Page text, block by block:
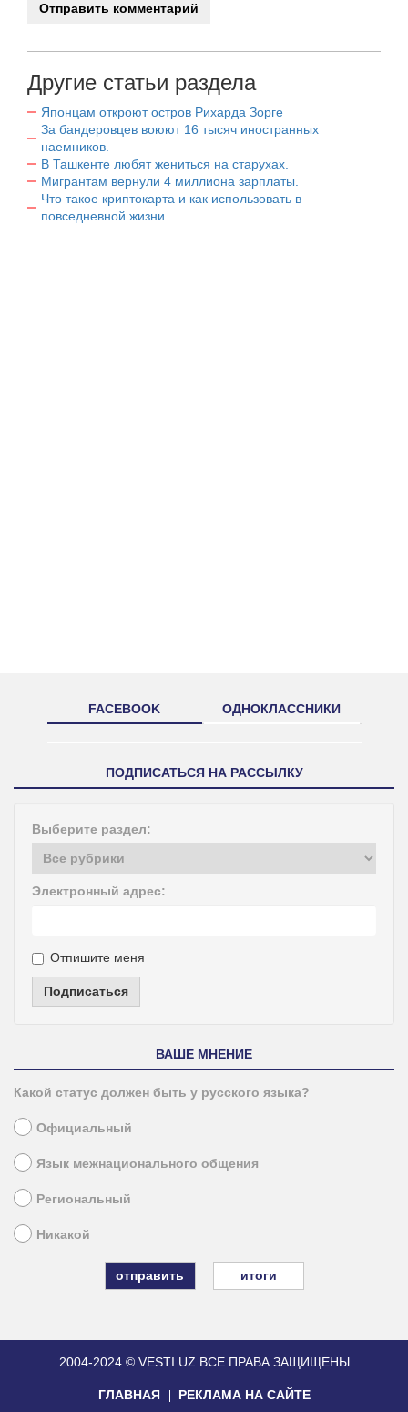
Другие статьи раздела
Японцам откроют остров Рихарда Зорге
За бандеровцев воюют 16 тысяч иностранных
наемников.
В Ташкенте любят жениться на старухах.
Мигрантам вернули 4 миллиона зарплаты.
Что такое криптокарта и как использовать в
повседневной жизни
FACEBOOK ОДНОКЛАССНИКИ
ПОДПИСАТЬСЯ НА РАССЫЛКУ
Выберите раздел:
Электронный адрес:
Отпишите меня
Подписаться
ВАШЕ МНЕНИЕ
Какой статус должен быть у русского языка?
Официальный
Язык межнационального общения
Региональный
Никакой
итоги
2004-2024 © VESTI.UZ ВСЕ ПРАВА ЗАЩИЩЕНЫ
ГЛАВНАЯ РЕКЛАМА НА САЙТЕ